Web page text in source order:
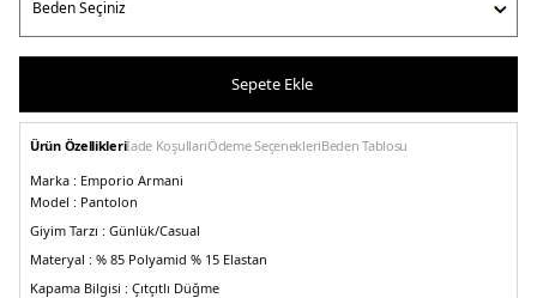
Sepete Ekle
Ürün Özellikleriİade KoşullarıÖdeme SeçenekleriBeden Tablosu
Marka : Emporio Armani
Model : Pantolon
Giyim Tarzı : Günlük/Casual
Materyal : % 85 Polyamid % 15 Elastan
Kapama Bilgisi : Çıtçıtlı Düğme